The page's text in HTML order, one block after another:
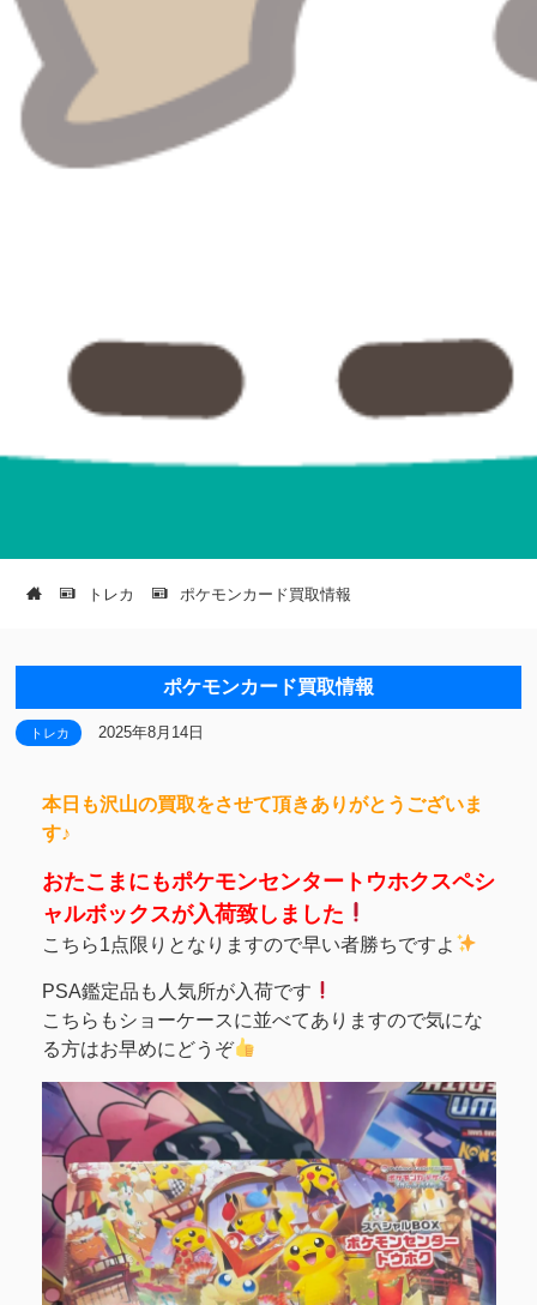
トレカ ポケモンカード買取情報
ポケモンカード買取情報
トレカ 2025年8月14日
本日も沢山の買取をさせて頂きありがとうございま
す♪
おたこまにもポケモンセンタートウホクスペシ
ャルボックスが入荷致しました
こちら1点限りとなりますので早い者勝ちですよ
PSA鑑定品も人気所が入荷です
こちらもショーケースに並べてありますので気にな
る方はお早めにどうぞ